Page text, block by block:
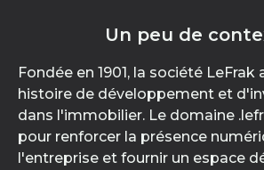
Un peu de
Fondée en 1901, la société LeFrak
histoire de développement et
dans l'immobilier. Le domaine
pour renforcer la présence
l'entreprise et fournir un espace